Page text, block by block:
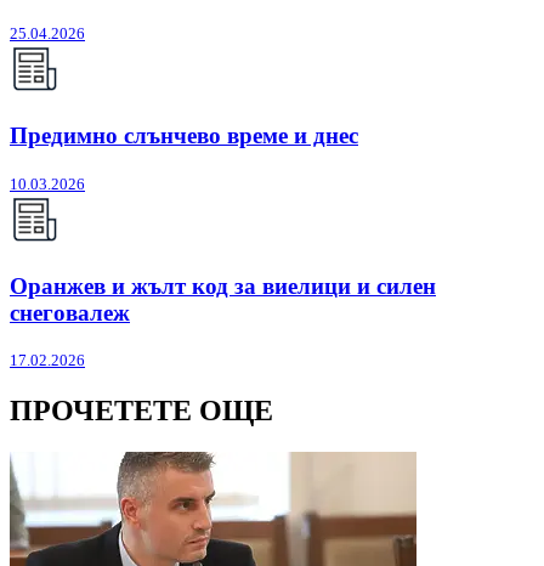
25.04.2026
Предимно слънчево време и днес
10.03.2026
Оранжев и жълт код за виелици и силен
снеговалеж
17.02.2026
ПРОЧЕТЕТЕ ОЩЕ